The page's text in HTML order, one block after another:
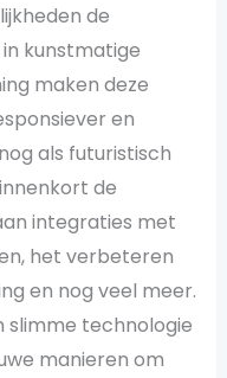
de
kunstmatige
maken deze
en
als futuristisch
de
integraties met
het verbeteren
en nog veel meer.
slimme technologie
manieren om